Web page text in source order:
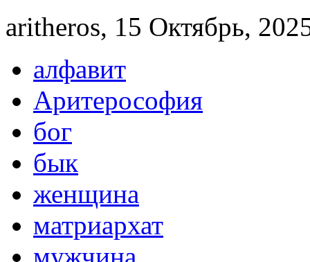
aritheros, 15 Октябрь,
алфавит
Аритерософия
бог
бык
женщина
матриархат
мужчина